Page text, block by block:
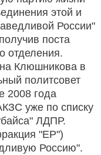
этой и
России"
поста
отделения.
Клюшникова в
политсовет
2008 года
уже по списку
ЛДПР.
"ЕР")
Россию".